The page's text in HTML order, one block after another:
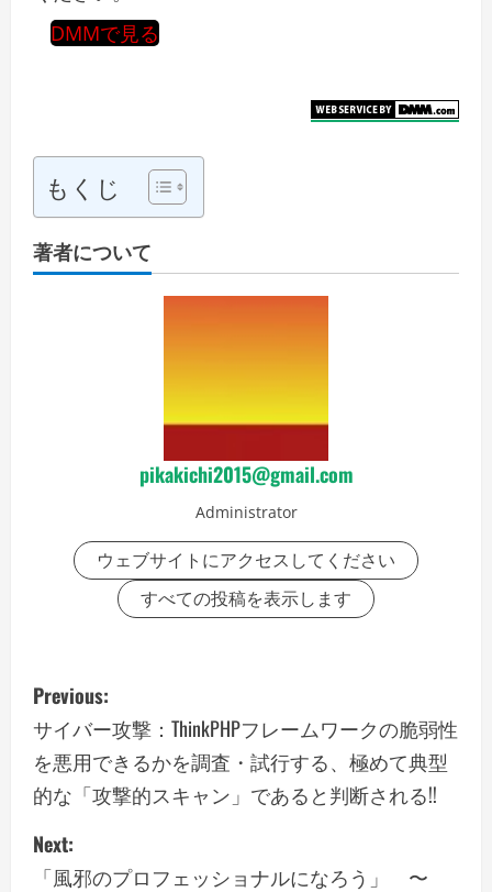
DMMで見る
もくじ
著者について
pikakichi2015@gmail.com
Administrator
ウェブサイトにアクセスしてください
すべての投稿を表示します
P
o
s
t
n
Previous:
サイバー攻撃：ThinkPHPフレームワークの脆弱性
を悪用できるかを調査・試行する、極めて典型
的な「攻撃的スキャン」であると判断される!!
Next:
「風邪のプロフェッショナルになろう」 〜